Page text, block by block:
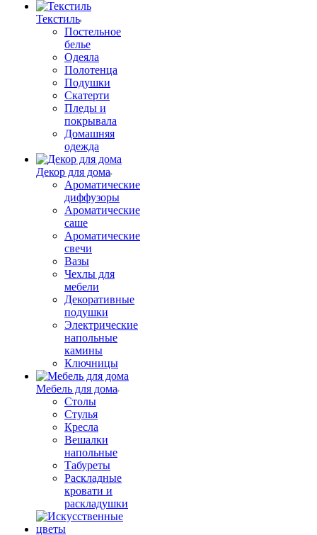
Текстиль
Постельное
белье
Одеяла
Полотенца
Подушки
Скатерти
Пледы и
покрывала
Домашняя
одежда
Декор для дома
Ароматические
диффузоры
Ароматические
саше
Ароматические
свечи
Вазы
Чехлы для
мебели
Декоративные
подушки
Электрические
напольные
камины
Ключницы
Мебель для дома
Столы
Стулья
Кресла
Вешалки
напольные
Табуреты
Раскладные
кровати и
раскладушки